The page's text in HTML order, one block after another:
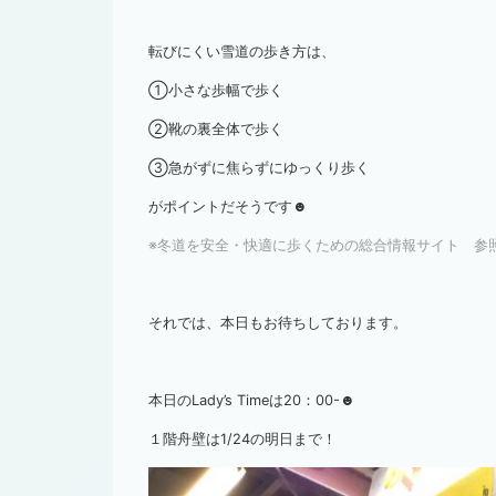
転びにくい雪道の歩き方は、
①小さな歩幅で歩く
②靴の裏全体で歩く
③急がずに焦らずにゆっくり歩く
がポイントだそうです☻
※冬道を安全・快適に歩くための総合情報サイト 参
それでは、本日もお待ちしております。
本日のLady’s Timeは20：00-☻
１階舟壁は1/24の明日まで！